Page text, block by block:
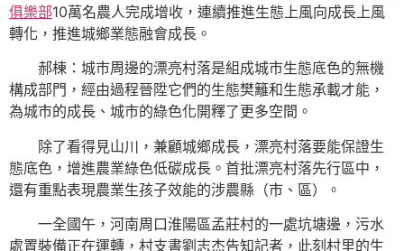
俱樂部10萬名農人完成增收，連續推進生態上風向成長上風
轉化，推進城鄉業態融會成長。
郝棟：城市周邊的漂亮村落是組成城市生態底色的無機
構成部門，經由過程晉陞它們的生態樊籬和生態承載才能，
為城市的成長、城市的綠色化開釋了更多空間。
除了看得見山川，兼顧城鄉成長，漂亮村落要能保證生
態底色，增進農業綠色低碳成長。首批漂亮村落先行區中，
還有重點表現農業生孩子效能的涉農縣（市、區）。
一全國午，河南周口淮陽區孟莊村的一處坑塘邊，污水
處置裝備正在運轉，村支書劉志杰告知記者，此刻村里的生